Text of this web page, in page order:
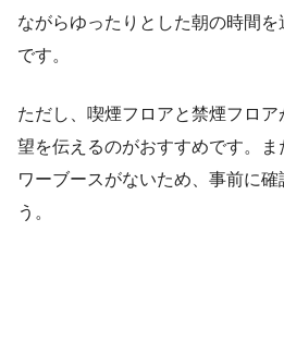
ながらゆったりとした朝の時間
です。
ただし、喫煙フロアと禁煙フロ
望を伝えるのがおすすめです。
ワーブースがないため、事前に
う。